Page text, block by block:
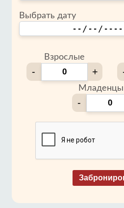
Выбрать дату
Взрослые
- +
Младенцы
-